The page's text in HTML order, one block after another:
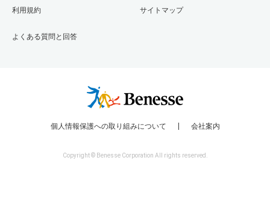
利用規約
よくある質問と回答
サイトマップ
個人情報保護への取り組みについて 会社案内
Copyright © Benesse Corporation All rights reserved.